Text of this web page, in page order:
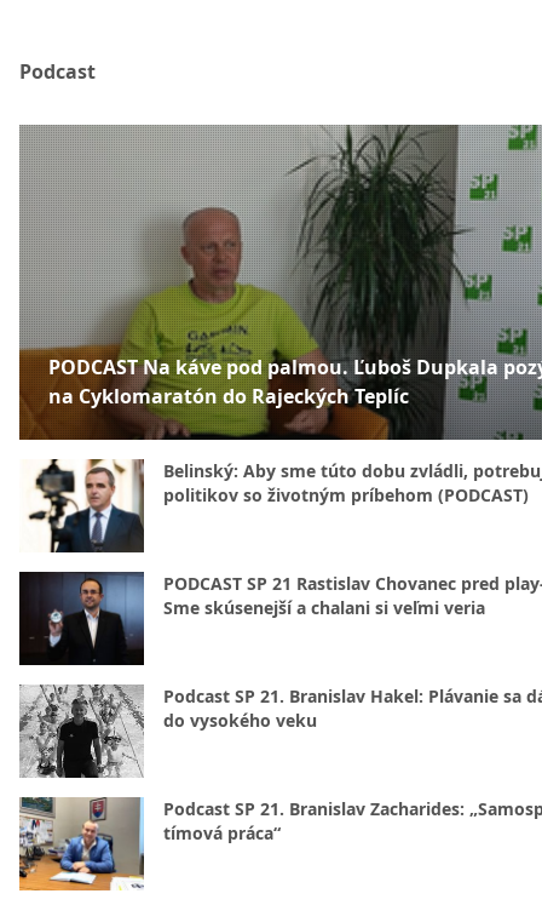
Podcast
PODCAST Na káve pod palmou. Ľuboš Dupkala
na Cyklomaratón do Rajeckých Teplíc
Belinský: Aby sme túto dobu zvládli,
politikov so životným príbehom (PODCAST)
PODCAST SP 21 Rastislav Chovanec pred
Sme skúsenejší a chalani si veľmi veria
Podcast SP 21. Branislav Hakel: Plávanie sa
do vysokého veku
Podcast SP 21. Branislav Zacharides:
tímová práca“